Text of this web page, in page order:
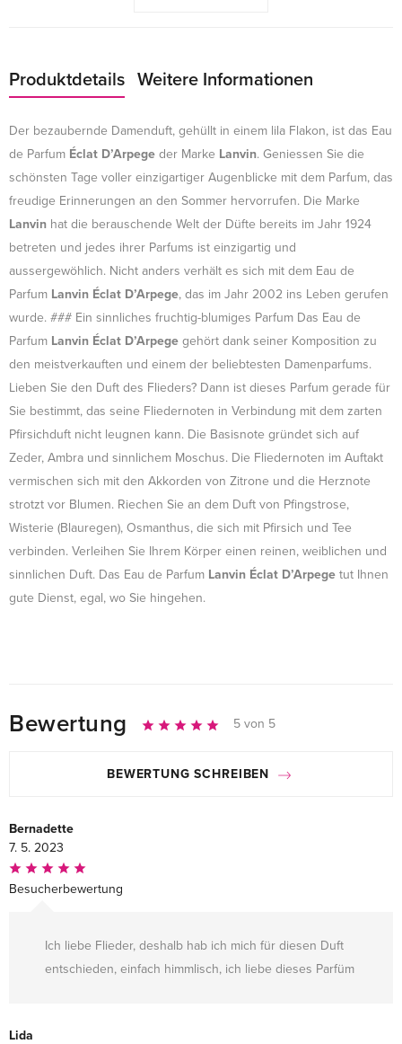
Produktdetails Weitere Informationen
Der bezaubernde Damenduft, gehüllt in einem lila Flakon, ist das Eau
de Parfum Éclat D’Arpege der Marke Lanvin. Geniessen Sie die
schönsten Tage voller einzigartiger Augenblicke mit dem Parfum, das
freudige Erinnerungen an den Sommer hervorrufen. Die Marke
Lanvin hat die berauschende Welt der Düfte bereits im Jahr 1924
betreten und jedes ihrer Parfums ist einzigartig und
aussergewöhlich. Nicht anders verhält es sich mit dem Eau de
Parfum Lanvin Éclat D’Arpege, das im Jahr 2002 ins Leben gerufen
wurde. ### Ein sinnliches fruchtig-blumiges Parfum Das Eau de
Parfum Lanvin Éclat D’Arpege gehört dank seiner Komposition zu
den meistverkauften und einem der beliebtesten Damenparfums.
Lieben Sie den Duft des Flieders? Dann ist dieses Parfum gerade für
Sie bestimmt, das seine Fliedernoten in Verbindung mit dem zarten
Pfirsichduft nicht leugnen kann. Die Basisnote gründet sich auf
Zeder, Ambra und sinnlichem Moschus. Die Fliedernoten im Auftakt
vermischen sich mit den Akkorden von Zitrone und die Herznote
strotzt vor Blumen. Riechen Sie an dem Duft von Pfingstrose,
Wisterie (Blauregen), Osmanthus, die sich mit Pfirsich und Tee
verbinden. Verleihen Sie Ihrem Körper einen reinen, weiblichen und
sinnlichen Duft. Das Eau de Parfum Lanvin Éclat D’Arpege tut Ihnen
gute Dienst, egal, wo Sie hingehen.
Bewertung 5 von 5
BEWERTUNG SCHREIBEN
Bernadette
7. 5. 2023
Besucherbewertung
Ich liebe Flieder, deshalb hab ich mich für diesen Duft
entschieden, einfach himmlisch, ich liebe dieses Parfüm
Lida